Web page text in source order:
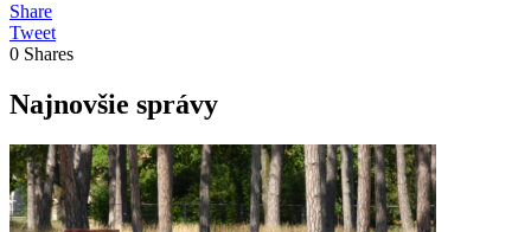
Share
Tweet
0 Shares
Najnovšie správy